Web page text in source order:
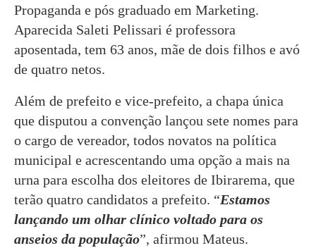
Propaganda e pós graduado em Marketing.
Aparecida Saleti Pelissari é professora
aposentada, tem 63 anos, mãe de dois filhos e avó
de quatro netos.
Além de prefeito e vice-prefeito, a chapa única
que disputou a convenção lançou sete nomes para
o cargo de vereador, todos novatos na política
municipal e acrescentando uma opção a mais na
urna para escolha dos eleitores de Ibirarema, que
terão quatro candidatos a prefeito. “Estamos
lançando um olhar clínico voltado para os
anseios da população”, afirmou Mateus.